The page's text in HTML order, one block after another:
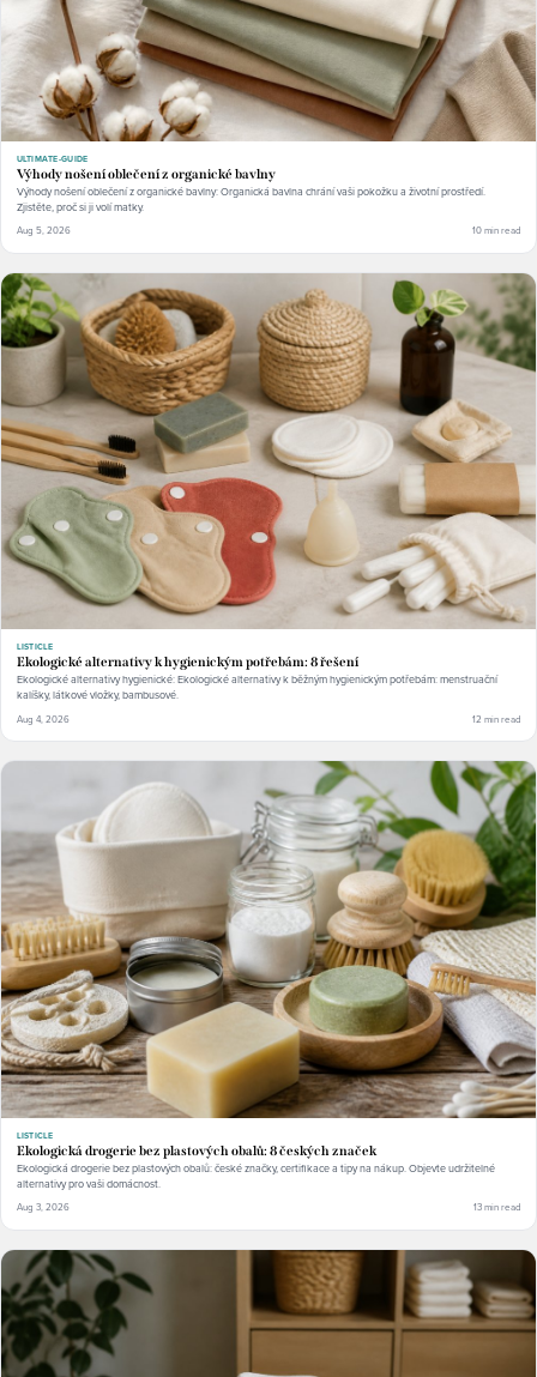
ULTIMATE-GUIDE
Výhody nošení oblečení z organické bavlny
Výhody nošení oblečení z organické bavlny: Organická bavlna chrání vaši pokožku a životní prostředí.
Zjistěte, proč si ji volí matky.
Aug 5, 2026 10 min read
LISTICLE
Ekologické alternativy k hygienickým potřebám: 8 řešení
Ekologické alternativy hygienické: Ekologické alternativy k běžným hygienickým potřebám: menstruační
kalíšky, látkové vložky, bambusové.
Aug 4, 2026 12 min read
LISTICLE
Ekologická drogerie bez plastových obalů: 8 českých značek
Ekologická drogerie bez plastových obalů: české značky, certifikace a tipy na nákup. Objevte udržitelné
alternativy pro vaši domácnost.
Aug 3, 2026 13 min read